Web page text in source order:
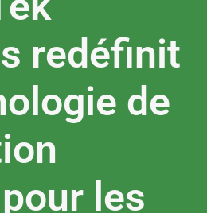
redéfinit
de
les